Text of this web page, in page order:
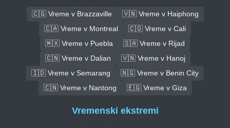
🇨🇬 Vreme v Brazzaville
🇻🇳 Vreme v Haiphong
🇨🇦 Vreme v Montreal
🇨🇴 Vreme v Cali
🇲🇽 Vreme v Puebla
🇸🇦 Vreme v Rijad
🇨🇳 Vreme v Dalian
🇻🇳 Vreme v Hanoj
🇮🇩 Vreme v Semarang
🇳🇬 Vreme v Benin City
🇨🇳 Vreme v Nantong
🇪🇬 Vreme v Giza
Vremenski ekstremi